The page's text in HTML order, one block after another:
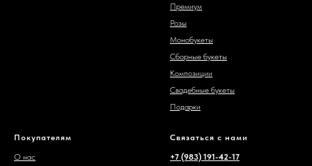
Премиум
Розы
Монобукеты
Сборные букеты
Композиции
Свадебные букеты
Подарки
Покупателям
О нас
Связаться с нами
+7 (983) 191-42-17